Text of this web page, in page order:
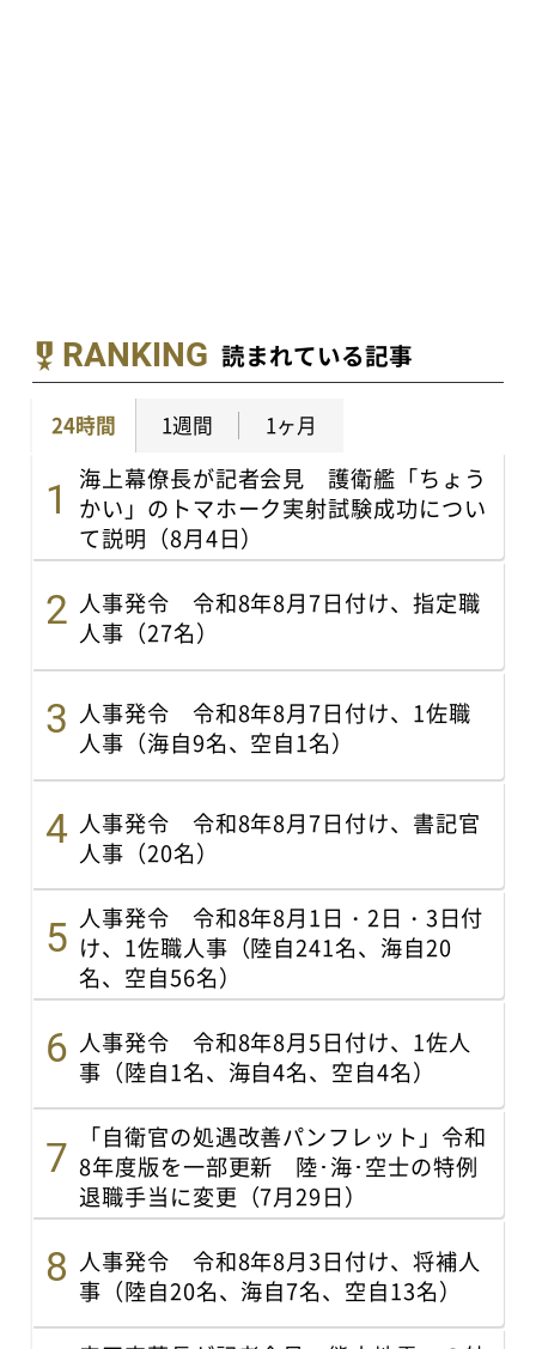
RANKING 読まれている記事
24時間 1週間 1ヶ月
海上幕僚長が記者会見 護衛艦「ちょう
かい」のトマホーク実射試験成功につい
て説明（8月4日）
人事発令 令和8年8月7日付け、指定職
人事（27名）
人事発令 令和8年8月7日付け、1佐職
人事（海自9名、空自1名）
人事発令 令和8年8月7日付け、書記官
人事（20名）
人事発令 令和8年8月1日・2日・3日付
け、1佐職人事（陸自241名、海自20
名、空自56名）
人事発令 令和8年8月5日付け、1佐人
事（陸自1名、海自4名、空自4名）
「自衛官の処遇改善パンフレット」令和
8年度版を一部更新 陸･海･空士の特例
退職手当に変更（7月29日）
人事発令 令和8年8月3日付け、将補人
事（陸自20名、海自7名、空自13名）